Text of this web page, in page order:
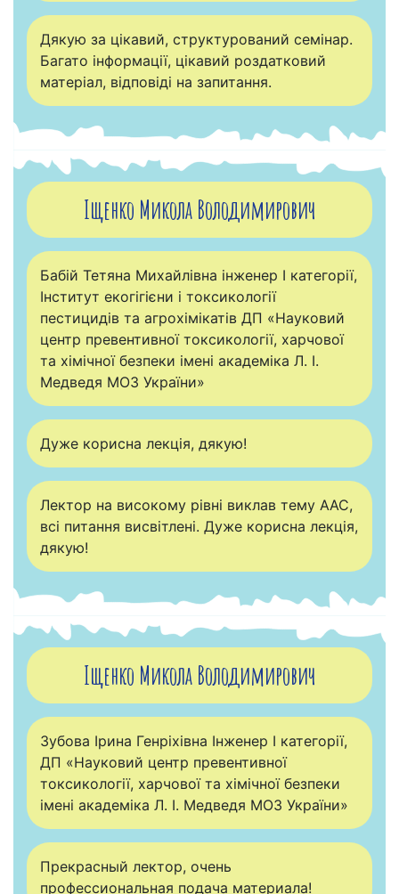
Дякую за цікавий, структурований семінар.
Багато інформації, цікавий роздатковий
матеріал, відповіді на запитання.
Іщенко Микола Володимирович
Бабій Тетяна Михайлівна інженер I категорії,
Інститут екогігієни і токсикології
пестицидів та агрохімікатів ДП «Науковий
центр превентивної токсикології, харчової
та хімічної безпеки імені академіка Л. І.
Медведя МОЗ України»
Дуже корисна лекція, дякую!
Лектор на високому рівні виклав тему ААС,
всі питання висвітлені. Дуже корисна лекція,
дякую!
Іщенко Микола Володимирович
Зубова Ірина Генріхівна Інженер I категорії,
ДП «Науковий центр превентивної
токсикології, харчової та хімічної безпеки
імені академіка Л. І. Медведя МОЗ України»
Прекрасный лектор, очень
профессиональная подача материала!